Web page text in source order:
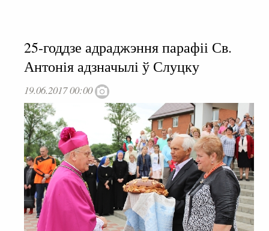
25-годдзе адраджэння парафіі Св.
Антонія адзначылі ў Слуцку
19.06.2017 00:00